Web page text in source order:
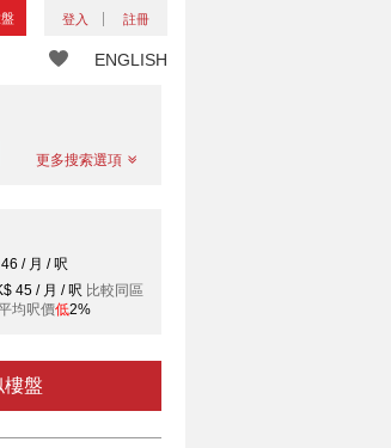
登入 註冊
ENGLISH
更多搜索選項
/ 月 / 呎
45 / 月 / 呎 比較同區
均呎價低2%
樓盤